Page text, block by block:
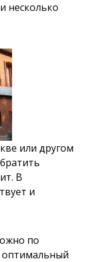
несколько
или другом
В
и
по